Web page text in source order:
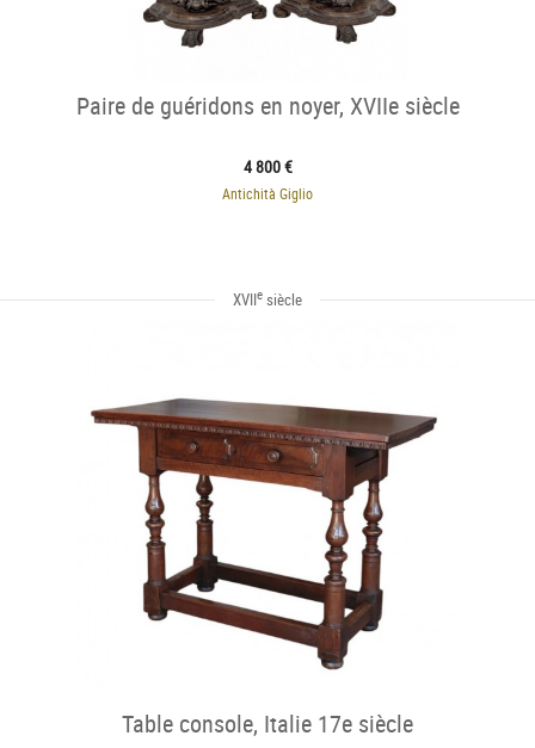
Paire de guéridons en noyer, XVIIe siècle
4 800 €
Antichità Giglio
XVIIe siècle
Table console, Italie 17e siècle